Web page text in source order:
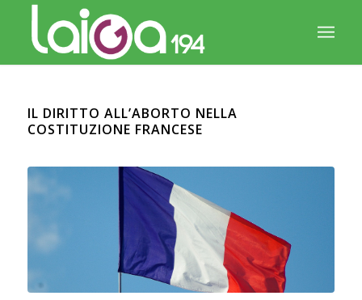
IL DIRITTO ALL’ABORTO NELLA
COSTITUZIONE FRANCESE